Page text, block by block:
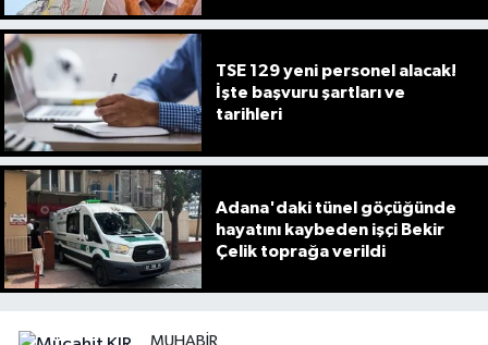
TSE 129 yeni personel alacak!
İşte başvuru şartları ve
tarihleri
Adana'daki tünel göçüğünde
hayatını kaybeden işçi Bekir
Çelik toprağa verildi
MUHABIR